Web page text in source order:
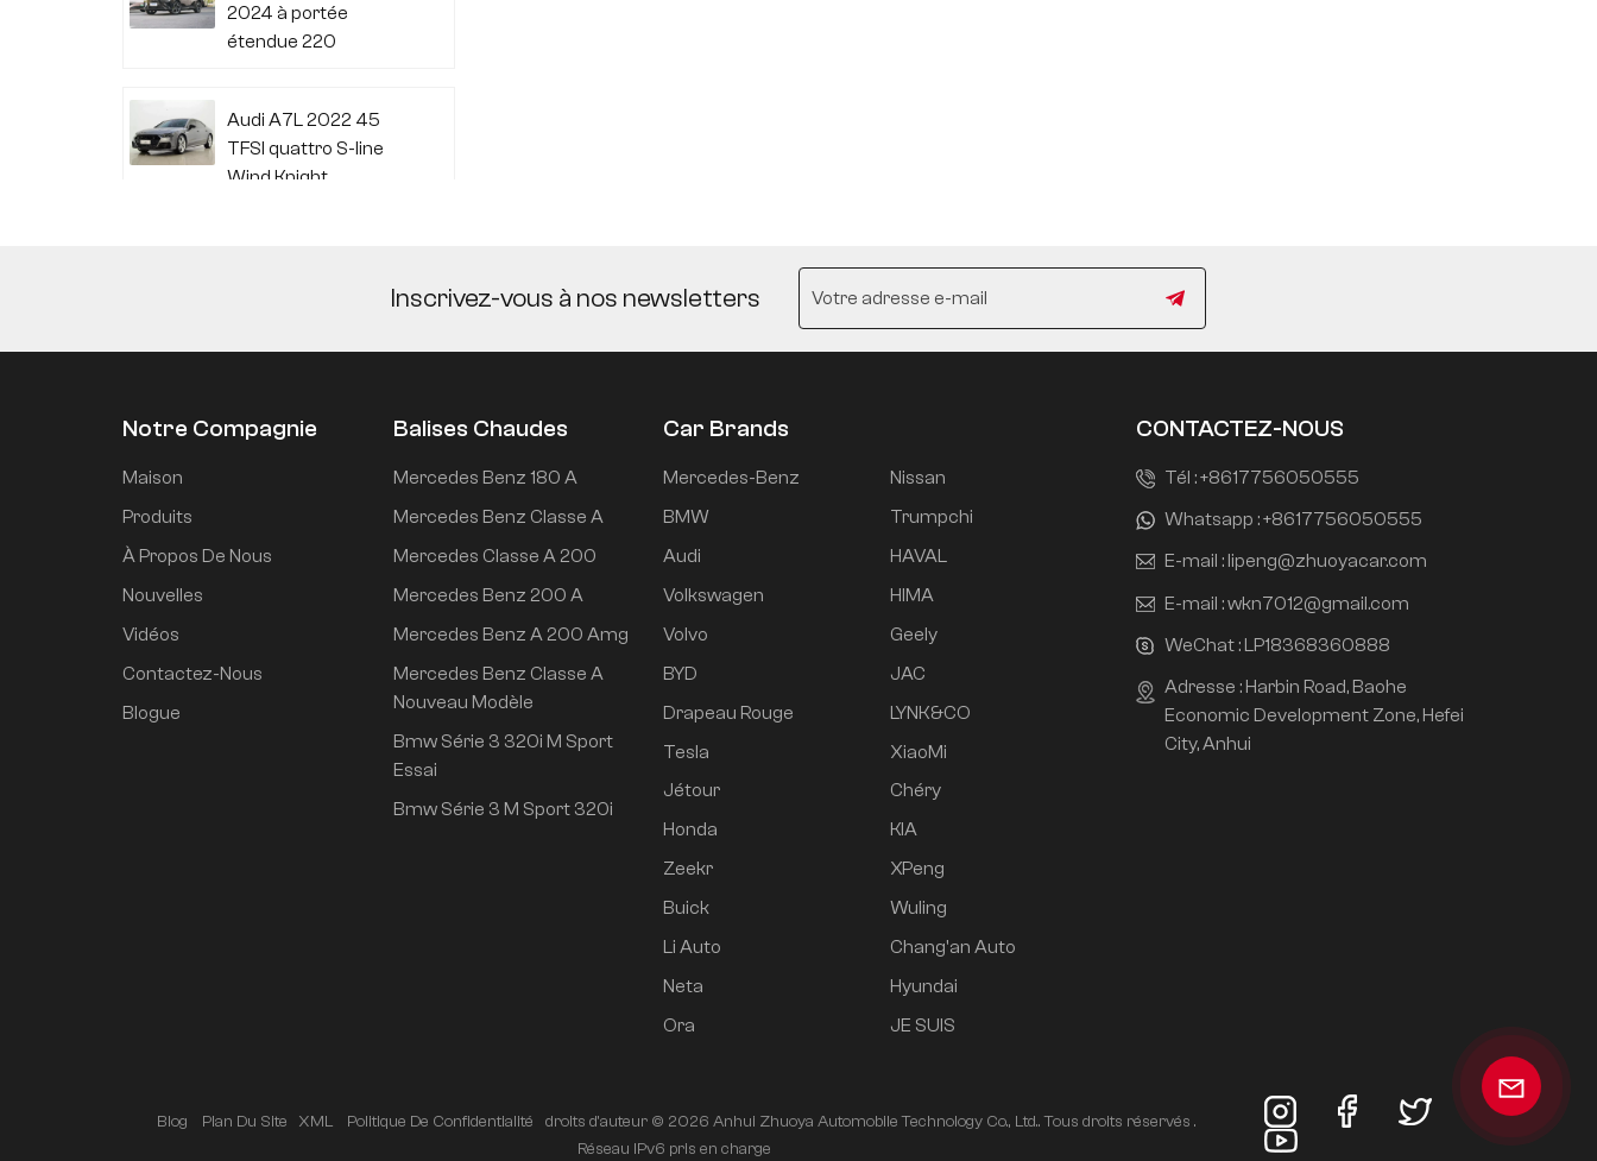
2024 à portée
étendue 220
Audi A7L 2022 45
TFSI quattro S-line
Wind Knight
Mi SU7 2024, version
portée à propulsion
super longue durée
Inscrivez-vous à nos newsletters
Notre Compagnie
Maison
Produits
À Propos De Nous
Nouvelles
Vidéos
Contactez-Nous
Blogue
Balises Chaudes
Mercedes Benz 180 A
Mercedes Benz Classe A
Mercedes Classe A 200
Mercedes Benz 200 A
Mercedes Benz A 200 Amg
Mercedes Benz Classe A
Nouveau Modèle
Bmw Série 3 320i M Sport
Essai
Bmw Série 3 M Sport 320i
Car Brands
Mercedes-Benz
BMW
Audi
Volkswagen
Volvo
BYD
Drapeau Rouge
Tesla
Jétour
Honda
Zeekr
Buick
Li Auto
Neta
Ora
Nissan
Trumpchi
HAVAL
HIMA
Geely
JAC
LYNK&CO
XiaoMi
Chéry
KIA
XPeng
Wuling
Chang'an Auto
Hyundai
JE SUIS
CONTACTEZ-NOUS
Tél :+8617756050555
Whatsapp :+8617756050555
E-mail : lipeng@zhuoyacar.com
E-mail :wkn7012@gmail.com
WeChat : LP18368360888
Adresse : Harbin Road, Baohe
Economic Development Zone, Hefei
City, Anhui
Blog Plan Du Site XML Politique De Confidentialité
droits d'auteur © 2026 Anhui Zhuoya Automobile Technology Co., Ltd.. Tous droits réservés .
Réseau IPv6 pris en charge